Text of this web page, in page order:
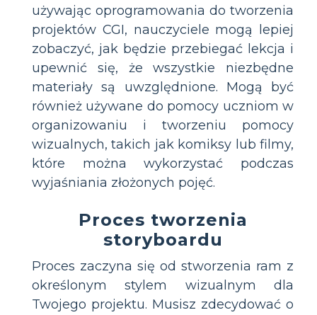
używając oprogramowania do tworzenia
projektów CGI, nauczyciele mogą lepiej
zobaczyć, jak będzie przebiegać lekcja i
upewnić się, że wszystkie niezbędne
materiały są uwzględnione. Mogą być
również używane do pomocy uczniom w
organizowaniu i tworzeniu pomocy
wizualnych, takich jak komiksy lub filmy,
które można wykorzystać podczas
wyjaśniania złożonych pojęć.
Proces tworzenia
storyboardu
Proces zaczyna się od stworzenia ram z
określonym stylem wizualnym dla
Twojego projektu. Musisz zdecydować o